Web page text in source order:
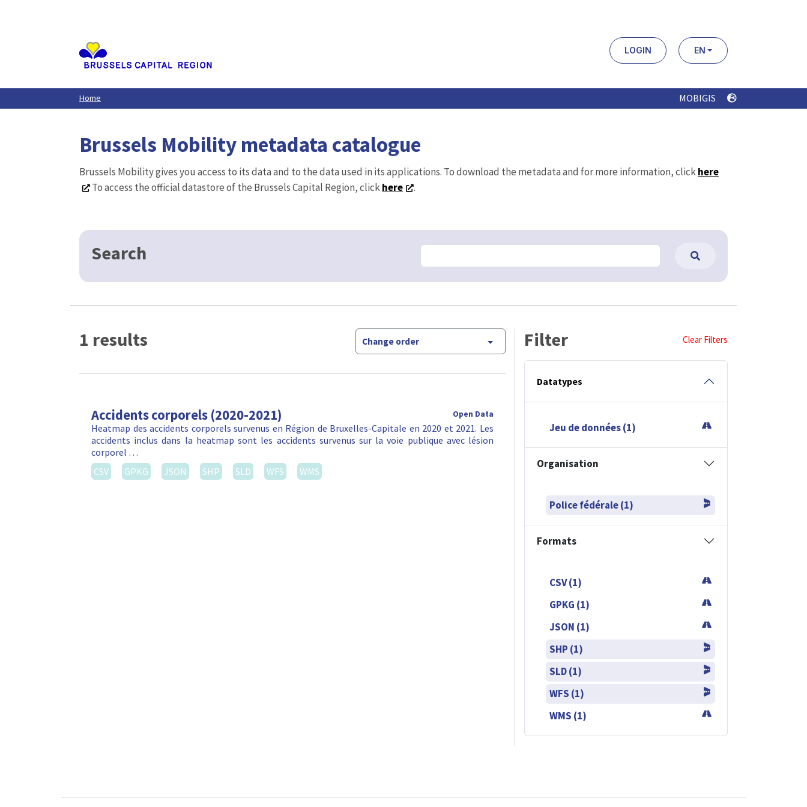
LOGIN EN
Home MOBIGIS
Brussels Mobility metadata catalogue
Brussels Mobility gives you access to its data and to the data used in its applications. To download the metadata and for more information, clickhere
To access the official datastore of the Brussels Capital Region, clickhere .
Search
1 results Change order
Accidents corporels (2020-2021) Open Data
Heatmap des accidents corporels survenus en Région de Bruxelles-Capitale en 2020 et 2021. Les
accidents inclus dans la heatmap sont les accidents survenus sur la voie publique avec lésion
corporel …
CSV
GPKG JSON SHP SLD WFS WMS
Filter Clear Filters
Datatypes
Jeu de données (1)
Organisation
Police fédérale (1)
Formats
CSV (1)
GPKG (1)
JSON (1)
SHP (1)
SLD (1)
WFS (1)
WMS (1)